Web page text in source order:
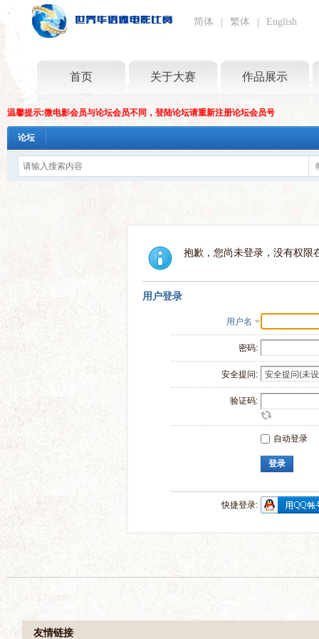
简体 繁体 English
首页 关于大赛 作品展示
温馨提示:微电影会员与论坛会员不同，登陆论坛请重新注册论坛会员号
论坛
抱歉，您尚未登录，没有权限
用户登录
用户名
密码:
安全提问:
验证码:
自动登录
登录
快捷登录: